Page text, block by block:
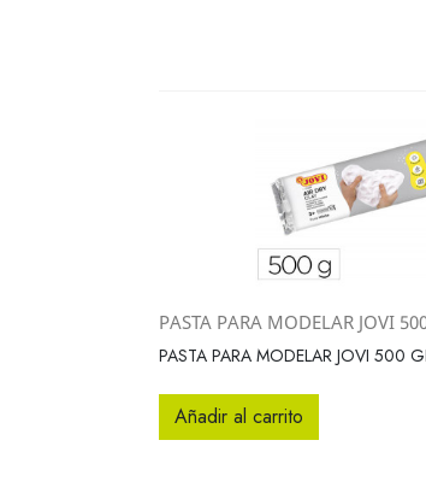
Vista rápida
PASTA PARA MODELAR JOVI
PASTA PARA MODELAR JOVI 500
Añadir al carrito